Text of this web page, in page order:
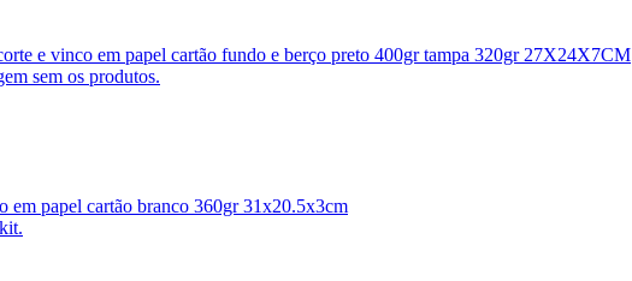
e vinco em papel cartão fundo e berço preto 400gr tampa 320gr 27X24X7CM
sem os produtos.
em papel cartão branco 360gr 31x20.5x3cm